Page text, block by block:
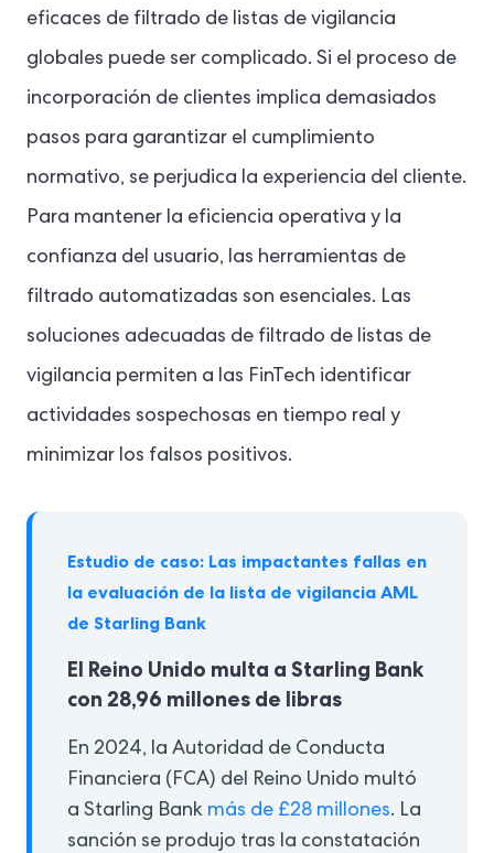
eficaces de filtrado de listas de vigilancia
globales puede ser complicado. Si el proceso de
incorporación de clientes implica demasiados
pasos para garantizar el cumplimiento
normativo, se perjudica la experiencia del cliente.
Para mantener la eficiencia operativa y la
confianza del usuario, las herramientas de
filtrado automatizadas son esenciales. Las
soluciones adecuadas de filtrado de listas de
vigilancia permiten a las FinTech identificar
actividades sospechosas en tiempo real y
minimizar los falsos positivos.
Estudio de caso: Las impactantes fallas en
la evaluación de la lista de vigilancia AML
de Starling Bank
El Reino Unido multa a Starling Bank
con 28,96 millones de libras
En 2024, la Autoridad de Conducta
Financiera (FCA) del Reino Unido multó
a Starling Bank más de £28 millones. La
sanción se produjo tras la constatación